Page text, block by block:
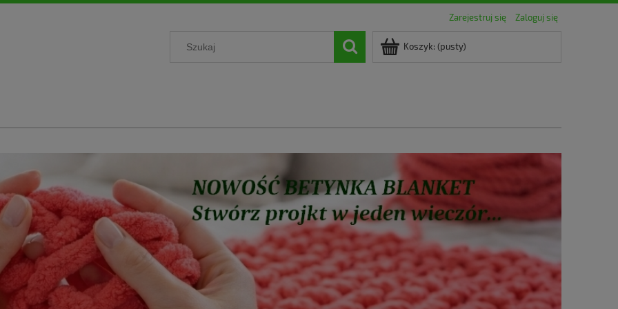
Zarejestruj się Zaloguj się
Koszyk: (pusty)